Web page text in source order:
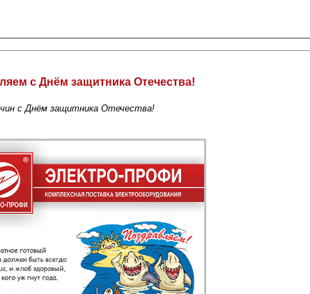
с Днём защитника Отечества!
с Днём защитника Отечества!